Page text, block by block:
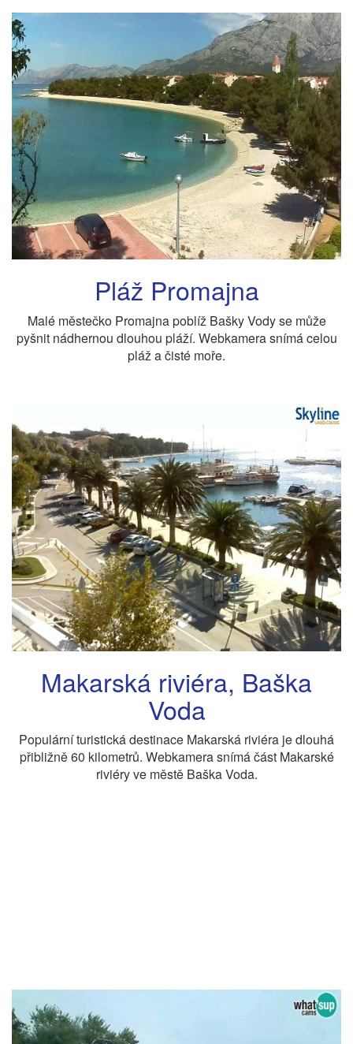
Pláž Promajna
Malé městečko Promajna poblíž Bašky Vody se může
pyšnit nádhernou dlouhou pláží. Webkamera snímá celou
pláž a čisté moře.
Makarská riviéra, Baška
Voda
Populární turistická destinace Makarská riviéra je dlouhá
přibližně 60 kilometrů. Webkamera snímá část Makarské
riviéry ve městě Baška Voda.